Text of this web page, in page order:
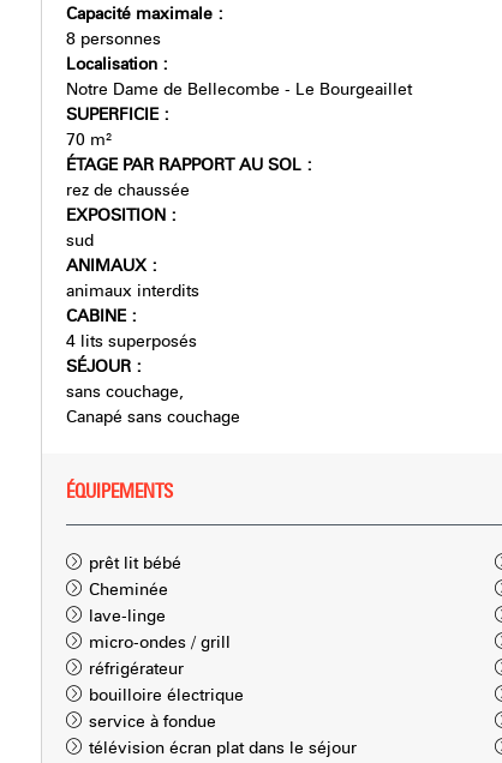
Capacité maximale :
8 personnes
Localisation :
Notre Dame de Bellecombe - Le Bourgeaillet
SUPERFICIE :
70 m²
ÉTAGE PAR RAPPORT AU SOL :
rez de chaussée
EXPOSITION :
sud
ANIMAUX :
animaux interdits
CABINE :
4 lits superposés
SÉJOUR :
sans couchage
Canapé sans couchage
ÉQUIPEMENTS
prêt lit bébé
Cheminée
lave-linge
micro-ondes / grill
réfrigérateur
bouilloire électrique
service à fondue
télévision écran plat dans le séjour